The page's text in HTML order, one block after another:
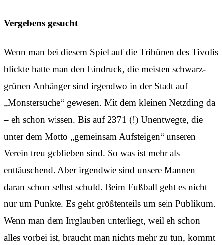
Vergebens gesucht
Wenn man bei diesem Spiel auf die Tribünen des Tivolis
blickte hatte man den Eindruck, die meisten schwarz-
grünen Anhänger sind irgendwo in der Stadt auf
„Monstersuche“ gewesen. Mit dem kleinen Netzding da
– eh schon wissen. Bis auf 2371 (!) Unentwegte, die
unter dem Motto „gemeinsam Aufsteigen“ unseren
Verein treu geblieben sind. So was ist mehr als
enttäuschend. Aber irgendwie sind unsere Mannen
daran schon selbst schuld. Beim Fußball geht es nicht
nur um Punkte. Es geht größtenteils um sein Publikum.
Wenn man dem Irrglauben unterliegt, weil eh schon
alles vorbei ist, braucht man nichts mehr zu tun, kommt